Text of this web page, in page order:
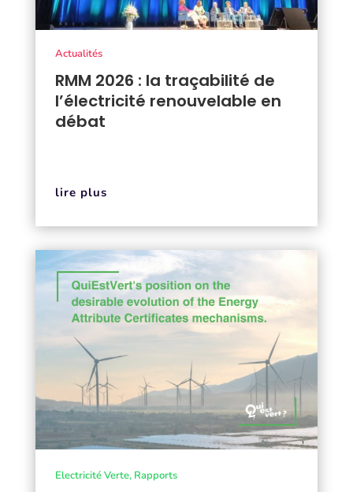
RMM 2026 : la traçabilité de
l’électricité renouvelable en
débat
Actualités
lire plus
Electricité Verte, Rapports